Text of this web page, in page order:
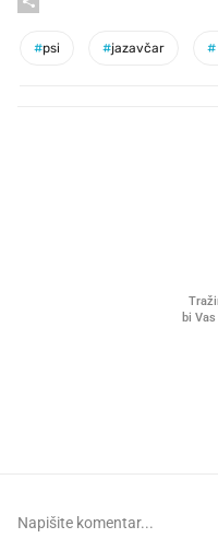
#psi #jazavčar #